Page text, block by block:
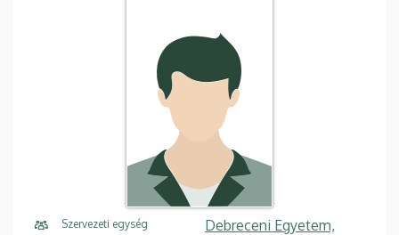
Szervezeti egység
Debreceni Egyetem,